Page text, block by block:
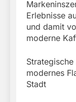
Erlebnisse
und damit
moderne
modernes
Stadt